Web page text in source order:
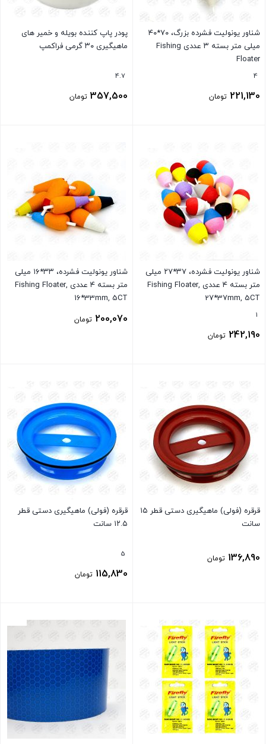
شناور یونولیت فشرده بزرگ، ۷۰*۴۰
میلی متر بسته ۳ عددی Fishing
Floater
4
221,130 تومان
پودر پاپ کننده بویله و خمیر های
ماهیگیری ۳۰ گرمی فراکمپ
4.7
357,500 تومان
شناور یونولیت فشرده، ۳۷*۲۷ میلی
متر بسته ۴ عددی Fishing Floater,
27*37mm, 5CT
1
242,190 تومان
شناور یونولیت فشرده، ۳۳*۱۶ میلی
متر بسته ۴ عددی Fishing Floater,
16*33mm, 5CT
200,070 تومان
قرقره (فولی) ماهیگیری دستی قطر ۱۵
سانت
136,890 تومان
قرقره (فولی) ماهیگیری دستی قطر
۱۲.۵ سانت
5
115,830 تومان